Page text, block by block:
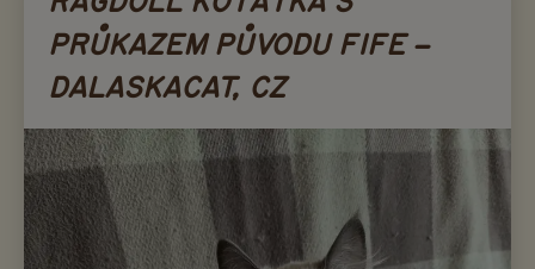
PRŮKAZEM PŮVODU FIFE –
DALASKACAT, CZ